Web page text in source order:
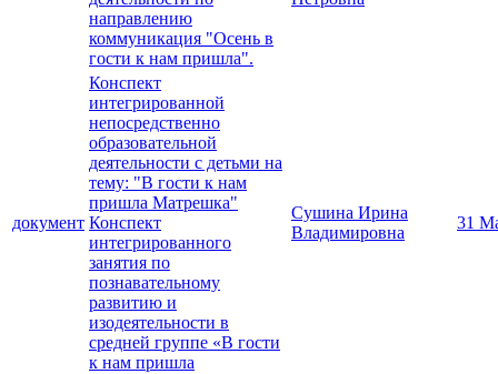
направлению
коммуникация "Осень в
гости к нам пришла".
документ
Конспект
интегрированной
непосредственно
образовательной
деятельности с детьми на
тему: "В гости к нам
пришла Матрешка"
Конспект
интегрированного
занятия по
познавательному
развитию и
изодеятельности в
средней группе «В гости
к нам пришла
Сушина Ирина
Владимировна
31